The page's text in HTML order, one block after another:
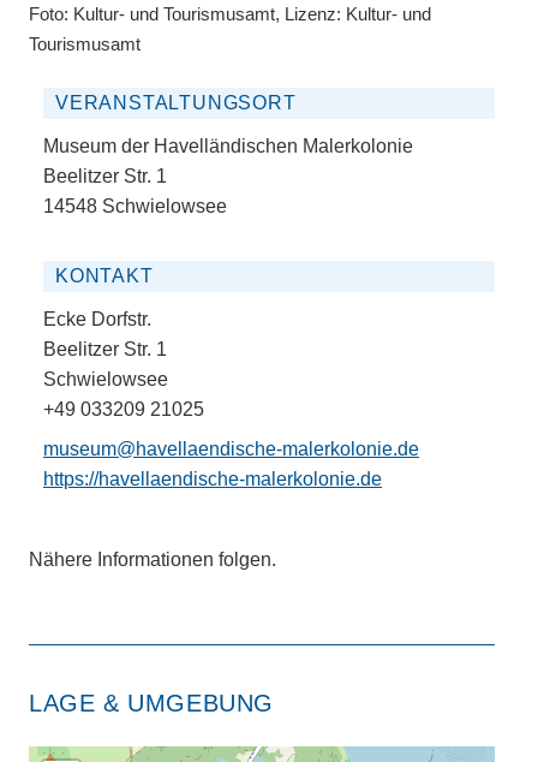
Foto: Kultur- und Tourismusamt, Lizenz: Kultur- und
Tourismusamt
VERANSTALTUNGSORT
Museum der Havelländischen Malerkolonie
Beelitzer Str. 1
14548 Schwielowsee
KONTAKT
Ecke Dorfstr.
Beelitzer Str. 1
Schwielowsee
+49 033209 21025
museum@havellaendische-malerkolonie.de
https://havellaendische-malerkolonie.de
Nähere Informationen folgen.
LAGE & UMGEBUNG